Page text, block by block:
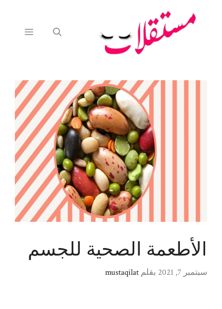
القائمة
الأطعمة الصحية للجسم
سبتمبر 7, 2021 بقلم mustaqilat